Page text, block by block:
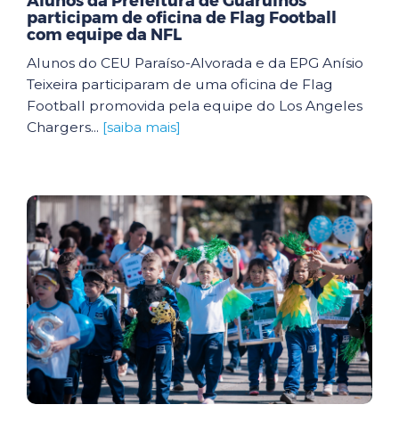
participam de oficina de Flag Football
com equipe da NFL
Alunos do CEU Paraíso-Alvorada e da EPG Anísio
Teixeira participaram de uma oficina de Flag
Football promovida pela equipe do Los Angeles
Chargers... [saiba mais]